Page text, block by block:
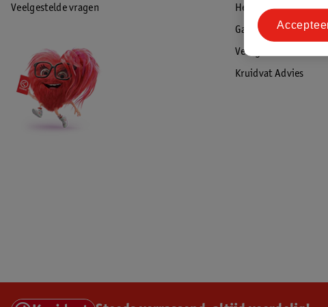
Veelgestelde vragen
Herroepen &
Garantie
Kruidvat Advies